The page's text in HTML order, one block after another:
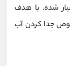
شده، با هدف
جدا کردن آب